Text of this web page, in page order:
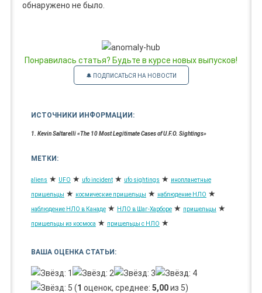
обнаружено не было.
Понравилась статья? Будьте в курсе новых выпусков!
🔔 ПОДПИСАТЬСЯ НА НОВОСТИ
ИСТОЧНИКИ ИНФОРМАЦИИ:
1. Kevin Saltarelli «The 10 Most Legitimate Cases of U.F.O. Sightings»
МЕТКИ:
aliens ★ UFO ★ ufo incident ★ ufo sightings ★ инопланетные
пришельцы ★ космические пришельцы ★ наблюдение НЛО ★
наблюдение НЛО в Канаде ★ НЛО в Шаг-Харборе ★ пришельцы ★
пришельцы из космоса ★ пришельцы с НЛО ★
ВАША ОЦЕНКА СТАТЬИ:
(1 оценок, среднее: 5,00из 5)